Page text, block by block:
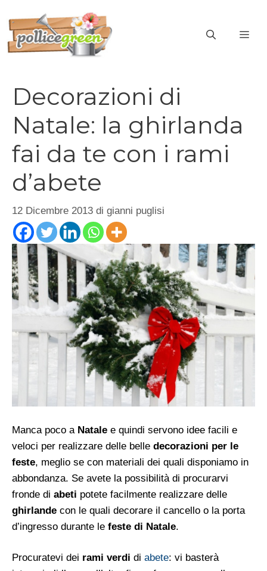
contenuto
Decorazioni di
Natale: la ghirlanda
fai da te con i rami
d’abete
12 Dicembre 2013 di gianni puglisi
Manca poco a Natale e quindi servono idee facili e
veloci per realizzare delle belle decorazioni per le
feste, meglio se con materiali dei quali disponiamo in
abbondanza. Se avete la possibilità di procurarvi
fronde di abeti potete facilmente realizzare delle
ghirlande con le quali decorare il cancello o la porta
d’ingresso durante le feste di Natale.
Procuratevi dei rami verdi di abete: vi basterà